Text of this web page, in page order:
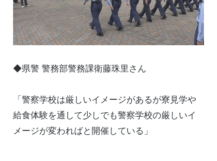
◆県警 警務部警務課衛藤珠里さん
「警察学校は厳しいイメージがあるが寮見学や
給食体験を通して少しでも警察学校の厳しいイ
メージが変わればと開催している」